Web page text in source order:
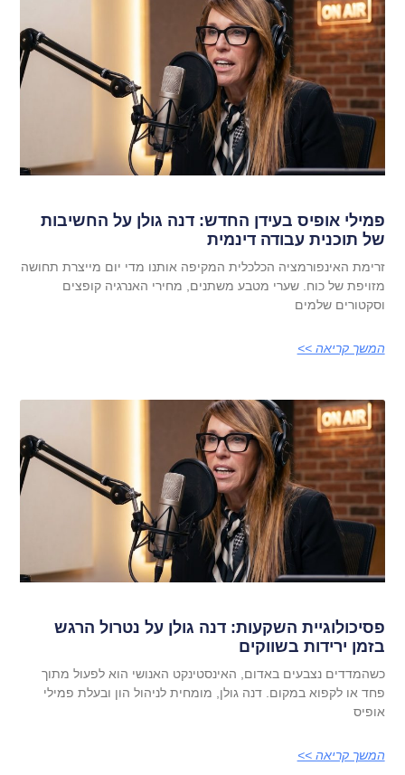
פמילי אופיס בעידן החדש: דנה גולן על החשיבות
של תוכנית עבודה דינמית
זרימת האינפורמציה הכלכלית המקיפה אותנו מדי יום מייצרת תחושה
מזויפת של כוח. שערי מטבע משתנים, מחירי האנרגיה קופצים
וסקטורים שלמים
המשך קריאה >>
פסיכולוגיית השקעות: דנה גולן על נטרול הרגש
בזמן ירידות בשווקים
כשהמדדים נצבעים באדום, האינסטינקט האנושי הוא לפעול מתוך
פחד או לקפוא במקום. דנה גולן, מומחית לניהול הון ובעלת פמילי
אופיס
המשך קריאה >>